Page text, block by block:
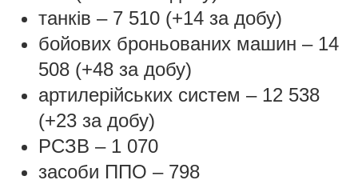
танків ‒ 7 510 (+14 за добу)
бойових броньованих машин ‒ 14
508 (+48 за добу)
артилерійських систем – 12 538
(+23 за добу)
РСЗВ – 1 070
засоби ППО ‒ 798